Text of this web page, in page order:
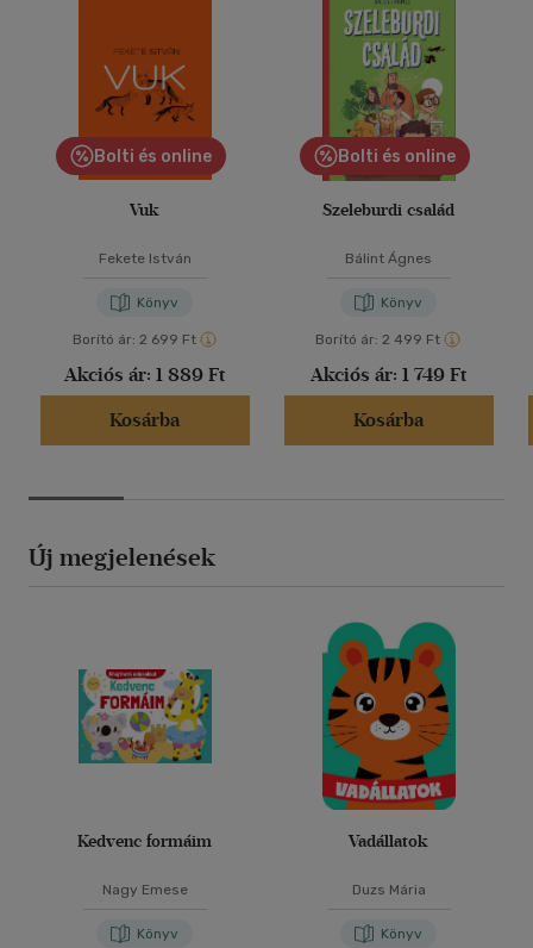
Bolti és online
Vuk
Fekete István
Könyv
Borító ár: 2 699 Ft
Akciós ár: 1 889 Ft
Kosárba
Bolti és online
Szeleburdi család
Bálint Ágnes
Könyv
Borító ár: 2 499 Ft
Akciós ár: 1 749 Ft
Kosárba
Új megjelenések
Kedvenc formáim
Nagy Emese
Könyv
Vadállatok
Duzs Mária
Könyv